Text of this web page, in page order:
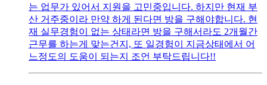
는 업무가 있어서 지원을 고민중입니다. 하지만 현재 부
산 거주중이라 만약 하게 된다면 방을 구해야합니다. 현
재 실무경험이 없는 상태라면 방을 구해서라도 2개월간
근무를 하는게 맞는건지, 또 일경험이 지금상태에서 어
느정도의 도움이 되는지 조언 부탁드립니다!!